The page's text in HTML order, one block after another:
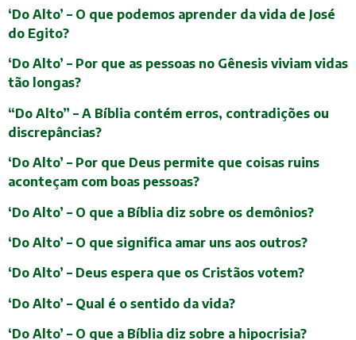
‘Do Alto’ – O que podemos aprender da vida de José
do Egito?
‘Do Alto’ – Por que as pessoas no Gênesis viviam vidas
tão longas?
“Do Alto” – A Bíblia contém erros, contradições ou
discrepâncias?
‘Do Alto’ – Por que Deus permite que coisas ruins
aconteçam com boas pessoas?
‘Do Alto’ – O que a Bíblia diz sobre os demônios?
‘Do Alto’ – O que significa amar uns aos outros?
‘Do Alto’ – Deus espera que os Cristãos votem?
‘Do Alto’ – Qual é o sentido da vida?
‘Do Alto’ – O que a Bíblia diz sobre a hipocrisia?